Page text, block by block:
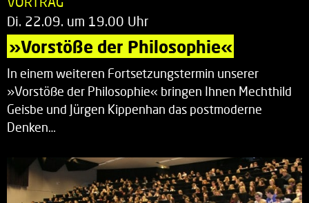
Di. 22.09. um 19.00 Uhr
»Vorstöße der Philosophie«
In einem weiteren Fortsetzungstermin unserer
»Vorstöße der Philosophie« bringen Ihnen Mechthild
Geisbe und Jürgen Kippenhan das postmoderne
Denken…